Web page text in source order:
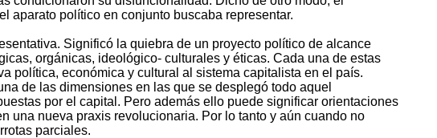
aparato político en conjunto buscaba representar.
Significó la quiebra de un proyecto político de alcance
orgánicas, ideológico- culturales y éticas. Cada una de estas
política, económica y cultural al sistema capitalista en el país.
de las dimensiones en las que se desplegó todo aquel
por el capital. Pero además ello puede significar orientaciones
una nueva praxis revolucionaria. Por lo tanto y aún cuando no
parciales.